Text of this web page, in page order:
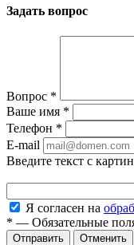
Задать вопрос
Вопрос *
Ваше имя *
Телефон *
E-mail
Введите текст с
Я согласен на
* — Обязательные
Отменить